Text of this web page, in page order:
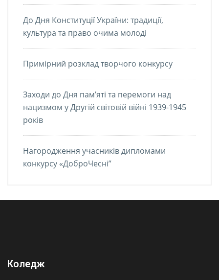
До Дня Конституції України: традиції,
культура та право очима молоді
Примірний розклад творчого конкурсу
Заходи до Дня пам’яті та перемоги над
нацизмом у Другій світовій війні 1939-1945
років
Нагородження учасників дипломами
конкурсу «ДоброЧесні”
Коледж